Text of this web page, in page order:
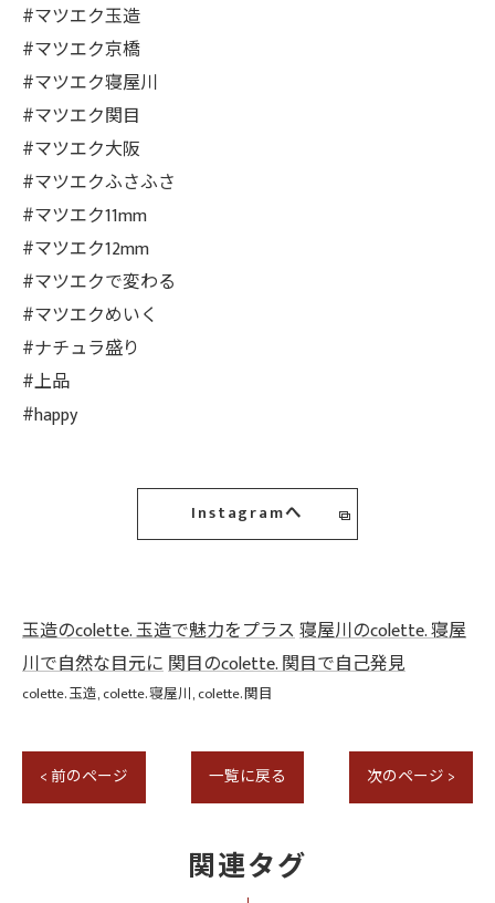
#マツエク玉造
#マツエク京橋
#マツエク寝屋川
#マツエク関目
#マツエク大阪
#マツエクふさふさ
#マツエク11mm
#マツエク12mm
#マツエクで変わる
#マツエクめいく
#ナチュラ盛り
#上品
#happy
Instagramへ
玉造のcolette. 玉造で魅力をプラス寝屋川のcolette. 寝屋
川で自然な目元に関目のcolette. 関目で自己発見
colette. 玉造 colette. 寝屋川 colette. 関目
< 前のページ 一覧に戻る 次のページ >
関連タグ